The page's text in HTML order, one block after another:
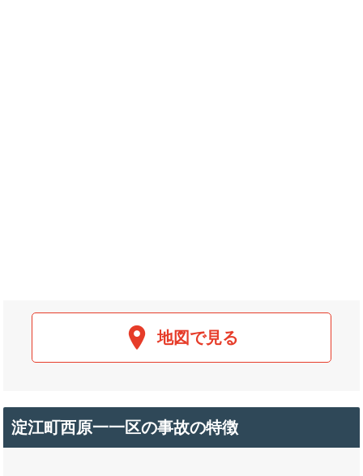
地図で見る
淀江町西原一一区の事故の特徴